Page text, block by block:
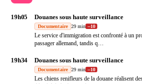
19h05 Douanes sous haute surveillance
Documentaire 29 min --10
Le service d'immigration est confronté à un
passager allemand, tandis q…
19h34 Douanes sous haute surveillance
Documentaire 29 min --10
Les chiens renifleurs de la douane réalisent